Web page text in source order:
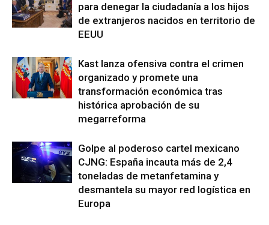
para denegar la ciudadanía a los hijos
de extranjeros nacidos en territorio de
EEUU
Kast lanza ofensiva contra el crimen
organizado y promete una
transformación económica tras
histórica aprobación de su
megarreforma
Golpe al poderoso cartel mexicano
CJNG: España incauta más de 2,4
toneladas de metanfetamina y
desmantela su mayor red logística en
Europa